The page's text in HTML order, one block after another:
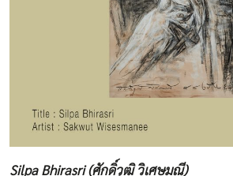
Silpa Bhirasri (ศักดิ์วุฒิ วิเศษมณี)